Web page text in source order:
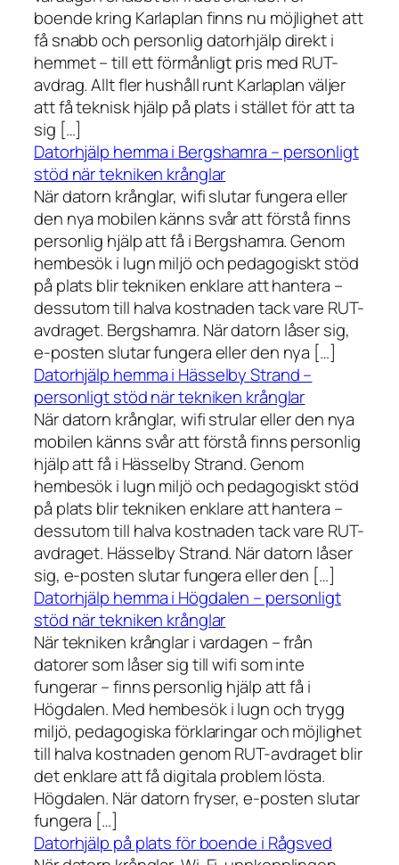
boende kring Karlaplan finns nu möjlighet att
få snabb och personlig datorhjälp direkt i
hemmet – till ett förmånligt pris med RUT-
avdrag. Allt fler hushåll runt Karlaplan väljer
att få teknisk hjälp på plats i stället för att ta
sig […]
Datorhjälp hemma i Bergshamra – personligt
stöd när tekniken krånglar
När datorn krånglar, wifi slutar fungera eller
den nya mobilen känns svår att förstå finns
personlig hjälp att få i Bergshamra. Genom
hembesök i lugn miljö och pedagogiskt stöd
på plats blir tekniken enklare att hantera –
dessutom till halva kostnaden tack vare RUT-
avdraget. Bergshamra. När datorn låser sig,
e-posten slutar fungera eller den nya […]
Datorhjälp hemma i Hässelby Strand –
personligt stöd när tekniken krånglar
När datorn krånglar, wifi strular eller den nya
mobilen känns svår att förstå finns personlig
hjälp att få i Hässelby Strand. Genom
hembesök i lugn miljö och pedagogiskt stöd
på plats blir tekniken enklare att hantera –
dessutom till halva kostnaden tack vare RUT-
avdraget. Hässelby Strand. När datorn låser
sig, e-posten slutar fungera eller den […]
Datorhjälp hemma i Högdalen – personligt
stöd när tekniken krånglar
När tekniken krånglar i vardagen – från
datorer som låser sig till wifi som inte
fungerar – finns personlig hjälp att få i
Högdalen. Med hembesök i lugn och trygg
miljö, pedagogiska förklaringar och möjlighet
till halva kostnaden genom RUT-avdraget blir
det enklare att få digitala problem lösta.
Högdalen. När datorn fryser, e-posten slutar
fungera […]
Datorhjälp på plats för boende i Rågsved